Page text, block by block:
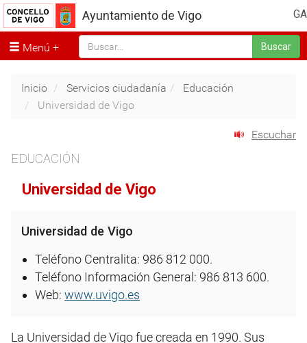
GA
Ayuntamiento de Vigo
Menú Buscar
Inicio Servicios ciudadanía
Educación
Universidad de Vigo
Escuchar
EDUCACIÓN
Universidad de Vigo
Universidad de Vigo
Teléfono Centralita: 986 812 000.
Teléfono Información General: 986 813 600.
Web: www.uvigo.es
La Universidad de Vigo fue creada en 1990. Sus